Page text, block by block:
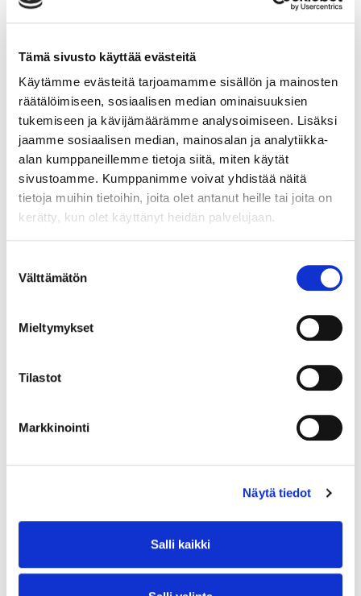
Tämä sivusto käyttää evästeitä
Käytämme evästeitä tarjoamamme sisällön ja mainosten
räätälöimiseen, sosiaalisen median ominaisuuksien
tukemiseen ja kävijämäärämme analysoimiseen. Lisäksi
jaamme sosiaalisen median, mainosalan ja analytiikka-
alan kumppaneillemme tietoja siitä, miten käytät
sivustoamme. Kumppanimme voivat yhdistää näitä
tietoja muihin tietoihin, joita olet antanut heille tai joita on
kerätty, kun olet käyttänyt heidän palvelujaan.
valinta
Välttämätön
Mieltymykset
Tilastot
Markkinointi
Näytä tiedot
Salli kaikki